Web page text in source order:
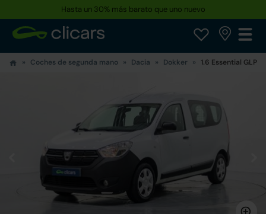
Hasta un 30% más barato que uno nuevo
Coches de segunda mano Dacia Dokker 1.6 Essential GLP